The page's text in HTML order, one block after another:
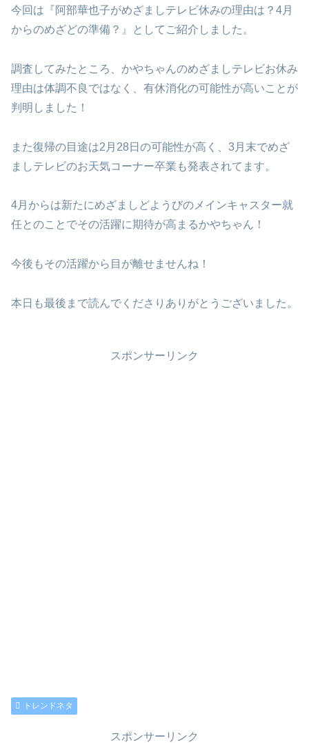
今回は『阿部華也子がめざましテレビ休みの理由は？4月
からのめざどの準備？』としてご紹介しました。
調査してみたところ、かやちゃんのめざましテレビお休み
理由は体調不良ではなく、有休消化の可能性が高いことが
判明しました！
また復帰の目途は2月28日の可能性が高く、3月末でめざ
ましテレビのお天気コーナー卒業も発表されてます。
4月からは新たにめざましどようびのメインキャスター就
任とのことでその活躍に期待が高まるかやちゃん！
今後もその活躍から目が離せませんね！
本日も最後まで読んでくださりありがとうございました。
スポンサーリンク
トレンドネタ
スポンサーリンク